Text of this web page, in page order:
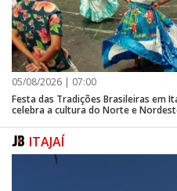
Na Univali, cerca de 5.700
universidade atua desde as
acadêmico até a construção das
em parceria com municípios,
civil.
05/08/2026 | 07:00
Festa das Tradições Brasileiras em
celebra a cultura do Norte e
ITAJAÍ